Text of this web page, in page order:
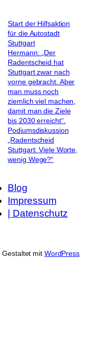
Start der Hilfsaktion
für die Autostadt
Stuttgart
Hermann: „Der
Radentscheid hat
Stuttgart zwar nach
vorne gebracht. Aber
man muss noch
ziemlich viel machen,
damit man die Ziele
bis 2030 erreicht“.
Podiumsdiskussion
„Radentscheid
Stuttgart: Viele Worte,
wenig Wege?“
Blog
Impressum
| Datenschutz
Gestaltet mit WordPress